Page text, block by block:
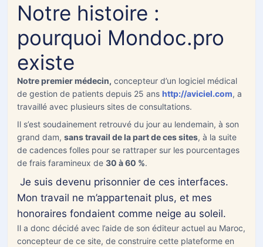
Vidéo en anglais — sous-titres traduits en français
disponibles via le bouton « CC » puis
sur YouTube.
Types de consultation
consultation simple
avec repos
certificat enfant malade
Accident de travail
E-mail *
Téléphone *
Qui est sur Whatsapp
Notre histoire :
pourquoi Mondoc.pro
existe
Notre premier médecin, concepteur d’un logiciel médical
de gestion de patients depuis 25 ans http://aviciel.com, a
travaillé avec plusieurs sites de consultations.
Il s’est soudainement retrouvé du jour au lendemain, à son
grand dam, sans travail de la part de ces sites, à la suite
de cadences folles pour se rattraper sur les pourcentages
de frais faramineux de 30 à 60 %.
Je suis devenu prisonnier de ces interfaces.
Mon travail ne m’appartenait plus, et mes
honoraires fondaient comme neige au soleil.
Il a donc décidé avec l’aide de son éditeur actuel au Maroc,
concepteur de ce site, de construire cette plateforme en